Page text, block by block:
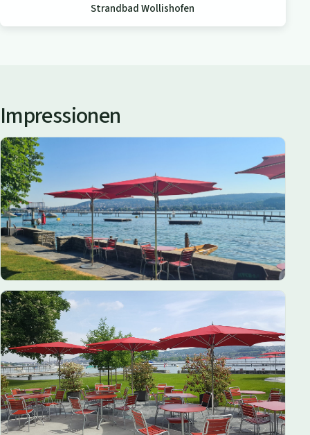
e
Strandbad Wollishofen
Impressionen